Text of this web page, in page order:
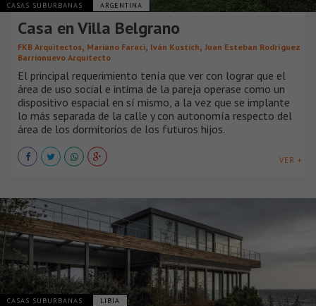
CASAS SUBURBANAS ARGENTINA
Casa en Villa Belgrano
FKB Arquitectos, Mariano Faraci, Iván Kustich, Juan Esteban Rodríguez
Barrionuevo Arquitecto
El principal requerimiento tenía que ver con lograr que el
área de uso social e intima de la pareja operase como un
dispositivo espacial en sí mismo, a la vez que se implante
lo más separada de la calle y con autonomía respecto del
área de los dormitorios de los futuros hijos.
VER +
CASAS SUBURBANAS LIBIA